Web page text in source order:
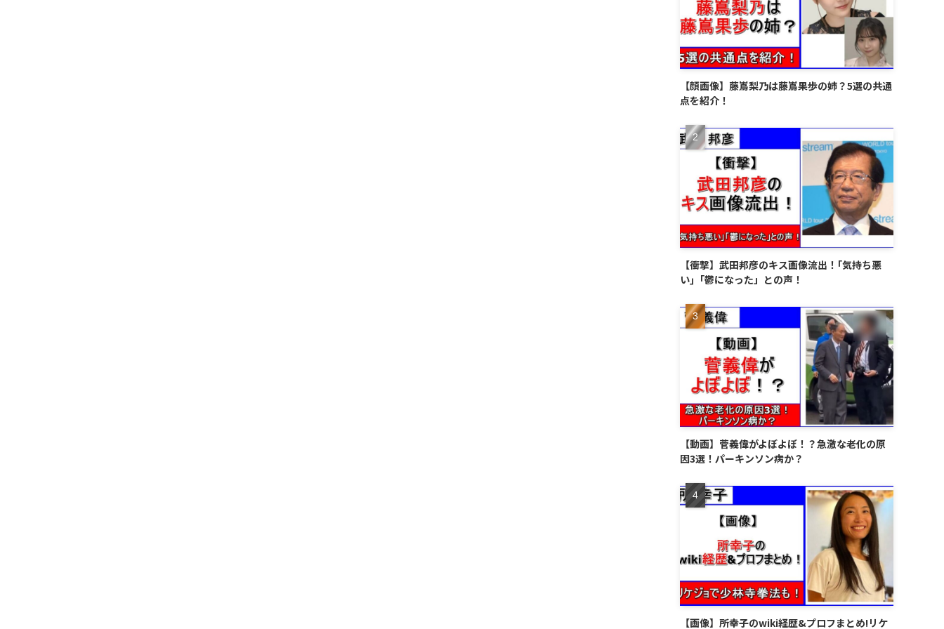
【顔画像】藤嶌梨乃は藤嶌果歩の姉？5選の共通
点を紹介！
【衝撃】武田邦彦のキス画像流出！｢気持ち悪
い｣「鬱になった」との声！
【動画】菅義偉がよぼよぼ！？急激な老化の原
因3選！パーキンソン病か？
【画像】所幸子のwiki経歴&プロフまとめ!リケ